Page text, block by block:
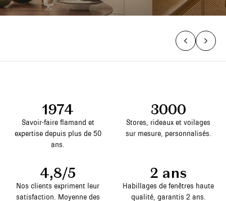
1974
Savoir-faire flamand et
expertise depuis plus de 50
ans.
3000
Stores, rideaux et voilages
sur mesure, personnalisés.
4,8/5
Nos clients expriment leur
satisfaction. Moyenne des
2 ans
Habillages de fenêtres haute
qualité, garantis 2 ans.